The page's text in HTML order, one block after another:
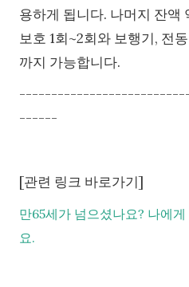
용하게 됩니다. 나머지 잔액
보호 1회~2회와 보행기, 전
까지 가능합니다.
------
[관련 링크 바로가기]
만65세가 넘으셨나요? 나에
요.